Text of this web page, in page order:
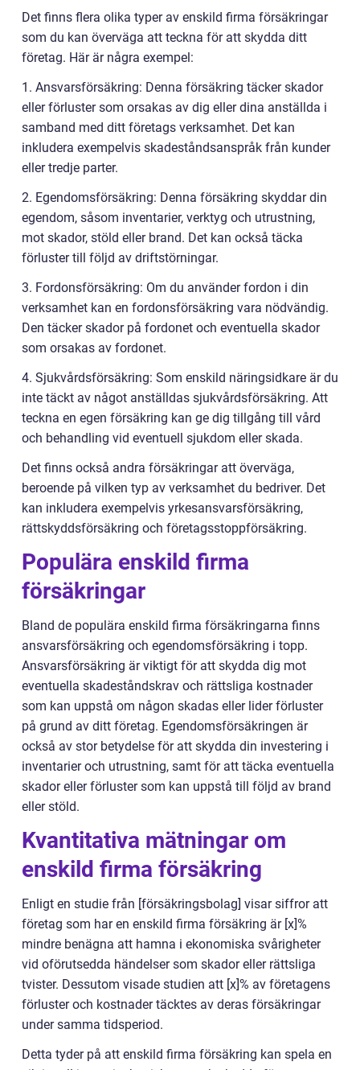
Det finns flera olika typer av enskild firma försäkringar
som du kan överväga att teckna för att skydda ditt
företag. Här är några exempel:
1. Ansvarsförsäkring: Denna försäkring täcker skador
eller förluster som orsakas av dig eller dina anställda i
samband med ditt företags verksamhet. Det kan
inkludera exempelvis skadeståndsanspråk från kunder
eller tredje parter.
2. Egendomsförsäkring: Denna försäkring skyddar din
egendom, såsom inventarier, verktyg och utrustning,
mot skador, stöld eller brand. Det kan också täcka
förluster till följd av driftstörningar.
3. Fordonsförsäkring: Om du använder fordon i din
verksamhet kan en fordonsförsäkring vara nödvändig.
Den täcker skador på fordonet och eventuella skador
som orsakas av fordonet.
4. Sjukvårdsförsäkring: Som enskild näringsidkare är du
inte täckt av något anställdas sjukvårdsförsäkring. Att
teckna en egen försäkring kan ge dig tillgång till vård
och behandling vid eventuell sjukdom eller skada.
Det finns också andra försäkringar att överväga,
beroende på vilken typ av verksamhet du bedriver. Det
kan inkludera exempelvis yrkesansvarsförsäkring,
rättskyddsförsäkring och företagsstoppförsäkring.
Populära enskild firma
försäkringar
Bland de populära enskild firma försäkringarna finns
ansvarsförsäkring och egendomsförsäkring i topp.
Ansvarsförsäkring är viktigt för att skydda dig mot
eventuella skadeståndskrav och rättsliga kostnader
som kan uppstå om någon skadas eller lider förluster
på grund av ditt företag. Egendomsförsäkringen är
också av stor betydelse för att skydda din investering i
inventarier och utrustning, samt för att täcka eventuella
skador eller förluster som kan uppstå till följd av brand
eller stöld.
Kvantitativa mätningar om
enskild firma försäkring
Enligt en studie från [försäkringsbolag] visar siffror att
företag som har en enskild firma försäkring är [x]%
mindre benägna att hamna i ekonomiska svårigheter
vid oförutsedda händelser som skador eller rättsliga
tvister. Dessutom visade studien att [x]% av företagens
förluster och kostnader täcktes av deras försäkringar
under samma tidsperiod.
Detta tyder på att enskild firma försäkring kan spela en